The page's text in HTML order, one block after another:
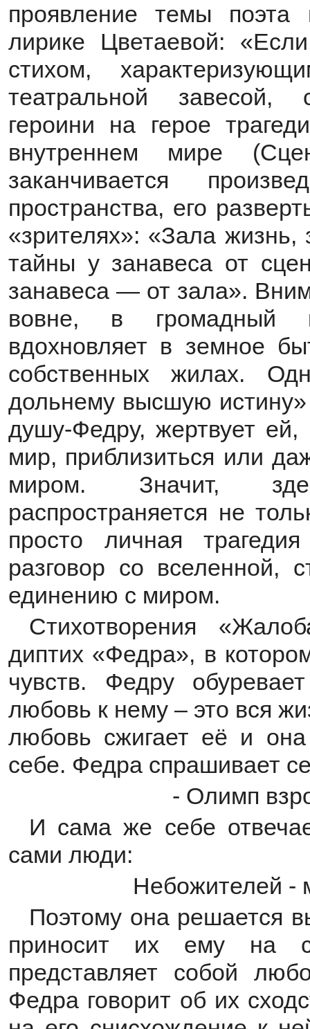
проявление темы поэта
лирике Цветаевой:
стихом,
театральной завесой,
героини на герое
внутреннем мире
заканчивается
пространства, его
«зрителях»: «Зала
тайны у занавеса от
занавеса — от зала».
вовне, в громадный
вдохновляет в земное
собственных жилах.
дольнему высшую
душу-Федру, жертвует ей,
мир, приблизиться или
миром. Значит,
распространяется не
просто личная
разговор со вселенной,
единению с миром.
Стихотворения
диптих «Федра», в
чувств. Федру
любовь к нему – это вся
любовь сжигает её и
себе. Федра спрашивает
- Олимп
И сама же себе
сами люди:
Небожителей
Поэтому она решается
приносит их ему на
представляет собой
Федра говорит об их